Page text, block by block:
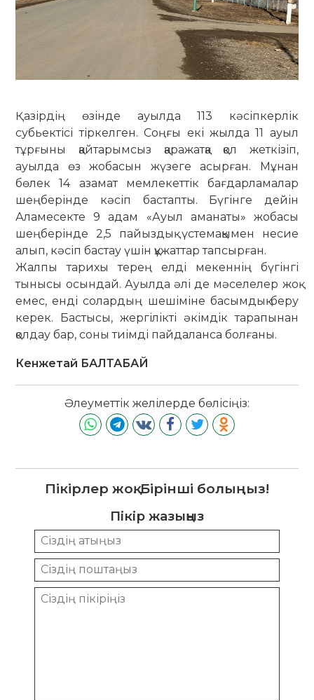
Қазірдің өзінде ауылда 113 кәсіпкерлік
субьектісі тіркелген. Соңғы екі жылда 11 ауыл
тұрғыны қайтарымсыз қаражатқа қол жеткізіп,
ауылда өз жобасын жү­зеге асырған. Мұнан
бөлек 14 азамат мемлекеттік бағдарламалар
шеңберінде кәсіп бастапты. Бүгінге дейін
Аламесекте 9 адам «Ауыл аманаты» жобасы
шеңбе­рінде 2,5 пайыздық үстемақымен несие
алып, кәсіп бастау үшін құжаттар тап­сырған.
Жалпы тарихы терең елді мекеннің бүгінгі
тынысы осындай. Ауылда әлі де мәселелер жоқ
емес, енді солардың шешіміне басымдық беру
керек. Бастысы, жергілікті әкімдік тарапынан
қолдау бар, соны тиімді пайдаланса болғаны.
Кенжетай БАЛТАБАЙ
Әлеуметтік желілерде бөлісіңіз:
Пікірлер жоқ. Бірінші болыңыз!
Пікір жазыңыз